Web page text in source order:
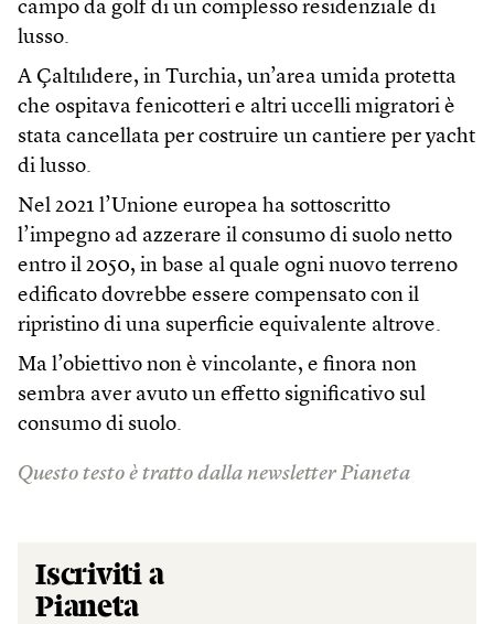
campo da golf di un complesso residenziale di
lusso.
A Çaltılıdere, in Turchia, un’area umida protetta
che ospitava fenicotteri e altri uccelli migratori è
stata cancellata per costruire un cantiere per yacht
di lusso.
Nel 2021 l’Unione europea ha sottoscritto
l’impegno ad azzerare il consumo di suolo netto
entro il 2050, in base al quale ogni nuovo terreno
edificato dovrebbe essere compensato con il
ripristino di una superficie equivalente altrove.
Ma l’obiettivo non è vincolante, e finora non
sembra aver avuto un effetto significativo sul
consumo di suolo.
Questo testo è tratto dalla newsletter Pianeta
Iscriviti a
Pianeta